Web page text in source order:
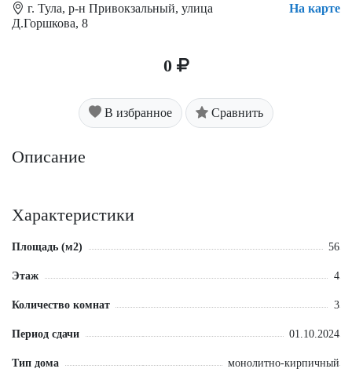
г. Тула, р-н Привокзальный, улица
Д.Горшкова, 8
На карте
0
В избранное Сравнить
Описание
Характеристики
Площадь (м2) 56
Этаж 4
Количество комнат 3
Период сдачи 01.10.2024
Тип дома
монолитно-кирпичный